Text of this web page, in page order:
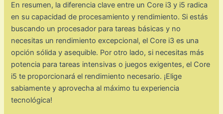
En resumen, la diferencia clave entre un Core i3 y i5 radica
en su capacidad de procesamiento y rendimiento. Si estás
buscando un procesador para tareas básicas y no
necesitas un rendimiento excepcional, el Core i3 es una
opción sólida y asequible. Por otro lado, si necesitas más
potencia para tareas intensivas o juegos exigentes, el Core
i5 te proporcionará el rendimiento necesario. ¡Elige
sabiamente y aprovecha al máximo tu experiencia
tecnológica!